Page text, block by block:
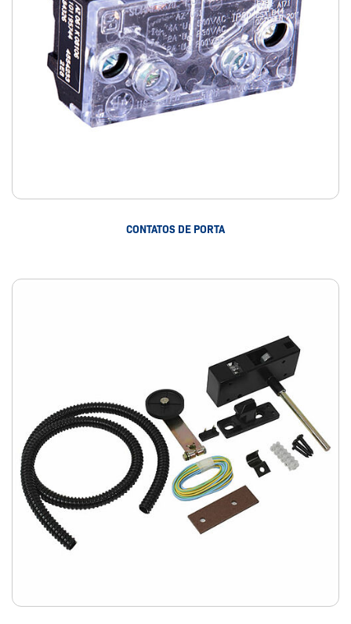
CONTATOS DE PORTA